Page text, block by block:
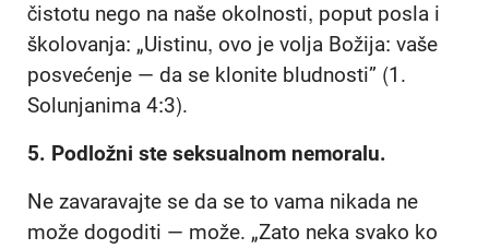
čistotu nego na naše okolnosti, poput posla i
školovanja: „Uistinu, ovo je volja Božija: vaše
posvećenje — da se klonite bludnosti” (1.
Solunjanima 4:3).
5. Podložni ste seksualnom nemoralu.
Ne zavaravajte se da se to vama nikada ne
može dogoditi — može. „Zato neka svako ko